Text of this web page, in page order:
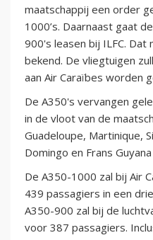
maatschappij een order
1000’s. Daarnaast gaat
900's leasen bij ILFC. Dat
bekend. De vliegtuigen
aan Air Caraïbes worden
De A350's vervangen
in de vloot van de
Guadeloupe, Martinique,
Domingo en Frans
De A350-1000 zal bij Air
439 passagiers in een
A350-900 zal bij de
voor 387 passagiers.